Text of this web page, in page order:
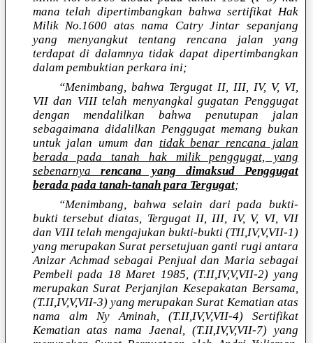
mana telah dipertimbangkan bahwa sertifikat Hak
Milik No.1600 atas nama Catry Jintar sepanjang
yang menyangkut tentang rencana jalan yang
terdapat di dalamnya tidak dapat dipertimbangkan
dalam pembuktian perkara ini;
“Menimbang, bahwa Tergugat II, III, IV, V, VI,
VII dan VIII telah menyangkal gugatan Penggugat
dengan mendalilkan bahwa penutupan jalan
sebagaimana didalilkan Penggugat memang bukan
untuk jalan umum dan tidak benar rencana jalan
berada pada tanah hak milik penggugat, yang
sebenarnya rencana yang dimaksud Penggugat
berada pada tanah-tanah para Tergugat;
“Menimbang, bahwa selain dari pada bukti-
bukti tersebut diatas, Tergugat II, III, IV, V, VI, VII
dan VIII telah mengajukan bukti-bukti (TII,IV,V,VII-1)
yang merupakan Surat persetujuan ganti rugi antara
Anizar Achmad sebagai Penjual dan Maria sebagai
Pembeli pada 18 Maret 1985, (T.II,IV,V,VII-2) yang
merupakan Surat Perjanjian Kesepakatan Bersama,
(T.II,IV,V,VII-3) yang merupakan Surat Kematian atas
nama alm Ny Aminah, (T.II,IV,V,VII-4) Sertifikat
Kematian atas nama Jaenal, (T.II,IV,V,VII-7) yang